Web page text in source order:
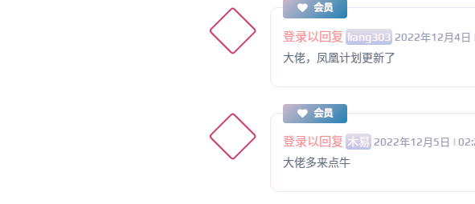
会员
登录以回复 liang303 2022年12月4日
大佬，凤凰计划更新了
会员
登录以回复 木易 2022年12月5日 |
大佬多来点牛